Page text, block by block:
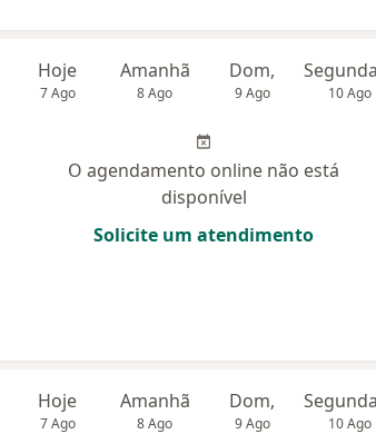
Hoje
7 Ago
Amanhã
8 Ago
Dom,
9 Ago 10 Ago
O agendamento online não está
disponível
Solicite um atendimento
Hoje
7 Ago
Amanhã
8 Ago
Dom,
9 Ago 10 Ago